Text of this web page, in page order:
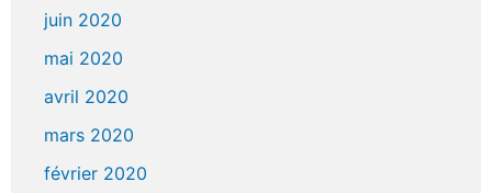
juin 2020
mai 2020
avril 2020
mars 2020
février 2020